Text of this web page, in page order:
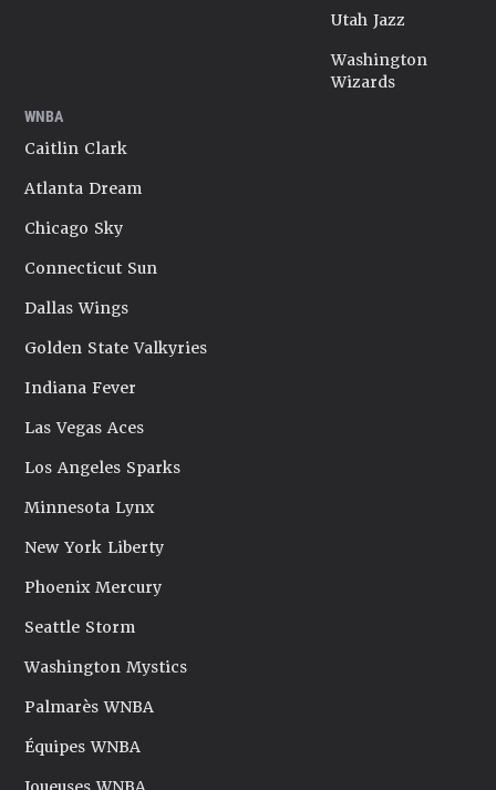
Utah Jazz
Washington
Wizards
WNBA
Caitlin Clark
Atlanta Dream
Chicago Sky
Connecticut Sun
Dallas Wings
Golden State Valkyries
Indiana Fever
Las Vegas Aces
Los Angeles Sparks
Minnesota Lynx
New York Liberty
Phoenix Mercury
Seattle Storm
Washington Mystics
Palmarès WNBA
Équipes WNBA